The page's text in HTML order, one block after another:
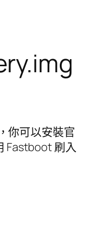
你可以安裝官
Fastboot 刷入